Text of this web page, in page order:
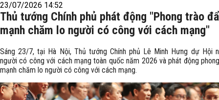
23/07/2026 14:52
Thủ tướng Chính phủ phát động "Phong trào
mạnh chăm lo người có công với cách mạng"
Sáng 23/7, tại Hà Nội, Thủ tướng Chính phủ Lê Minh Hưng dự Hội
người có công với cách mạng toàn quốc năm 2026 và phát động
mạnh chăm lo người có công với cách mạng.